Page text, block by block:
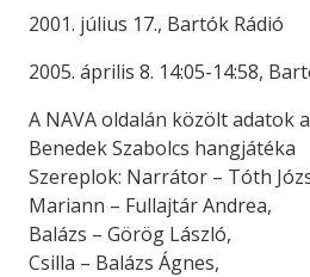
2001. július 17., Bartók Rádió
2005. április 8. 14:05-14:58,
A NAVA oldalán közölt adatok
Benedek Szabolcs hangjátéka
Szereplok: Narrátor – Tóth
Mariann – Fullajtár Andrea,
Balázs – Görög László,
Csilla – Balázs Ágnes,